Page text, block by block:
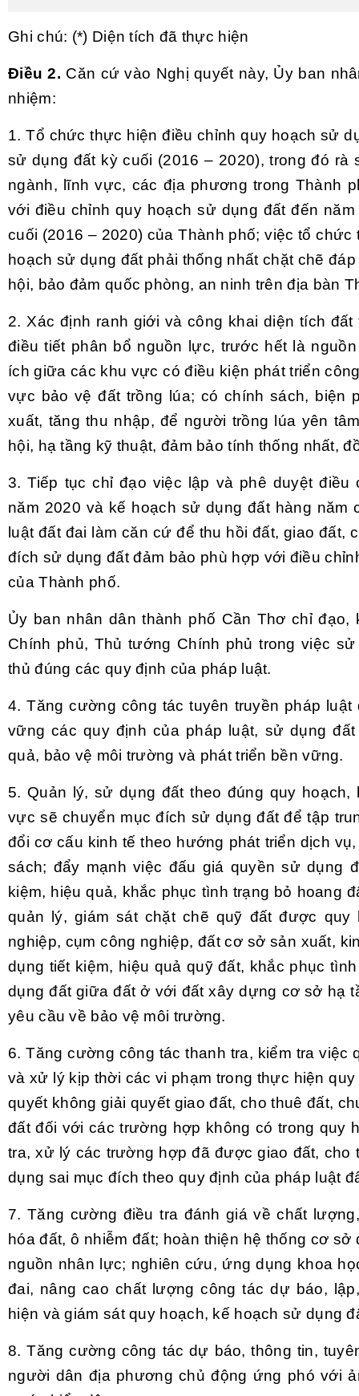
Ghi chú: (*) Diện tích đã thực hiện
Điều 2. Căn cứ vào Nghị quyết này, Ủy ban
nhiệm:
1. Tổ chức thực hiện điều chỉnh quy hoạch sử
sử dụng đất kỳ cuối (2016 – 2020), trong đó rà
ngành, lĩnh vực, các địa phương trong Thành
với điều chỉnh quy hoạch sử dụng đất đến
cuối (2016 – 2020) của Thành phố; việc tổ
hoạch sử dụng đất phải thống nhất chặt chẽ
hội, bảo đảm quốc phòng, an ninh trên địa bàn
2. Xác định ranh giới và công khai diện tích
điều tiết phân bổ nguồn lực, trước hết là
ích giữa các khu vực có điều kiện phát triển
vực bảo vệ đất trồng lúa; có chính sách, biện
xuất, tăng thu nhập, để người trồng lúa yên
hội, hạ tầng kỹ thuật, đảm bảo tính thống nhất,
3. Tiếp tục chỉ đạo việc lập và phê duyệt
năm 2020 và kế hoạch sử dụng đất hàng năm
luật đất đai làm căn cứ để thu hồi đất, giao đất,
đích sử dụng đất đảm bảo phù hợp với điều
của Thành phố.
Ủy ban nhân dân thành phố Cần Thơ chỉ đạo,
Chính phủ, Thủ tướng Chính phủ trong việc
thủ đúng các quy định của pháp luật.
4. Tăng cường công tác tuyên truyền pháp
vững các quy định của pháp luật, sử dụng
quả, bảo vệ môi trường và phát triển bền vững.
5. Quản lý, sử dụng đất theo đúng quy hoạch,
vực sẽ chuyển mục đích sử dụng đất để tập
đổi cơ cấu kinh tế theo hướng phát triển dịch
sách; đẩy mạnh việc đấu giá quyền sử dụng
kiệm, hiệu quả, khắc phục tình trạng bỏ hoang
quản lý, giám sát chặt chẽ quỹ đất được quy
nghiệp, cụm công nghiệp, đất cơ sở sản xuất,
dụng tiết kiệm, hiệu quả quỹ đất, khắc phục
dụng đất giữa đất ở với đất xây dựng cơ sở hạ
yêu cầu về bảo vệ môi trường.
6. Tăng cường công tác thanh tra, kiểm tra việc
và xử lý kịp thời các vi phạm trong thực hiện
quyết không giải quyết giao đất, cho thuê đất,
đất đối với các trường hợp không có trong quy
tra, xử lý các trường hợp đã được giao đất,
dụng sai mục đích theo quy định của pháp luật
7. Tăng cường điều tra đánh giá về chất
hóa đất, ô nhiễm đất; hoàn thiện hệ thống cơ
nguồn nhân lực; nghiên cứu, ứng dụng khoa
đai, nâng cao chất lượng công tác dự báo,
hiện và giám sát quy hoạch, kế hoạch sử dụng
8. Tăng cường công tác dự báo, thông tin,
người dân địa phương chủ động ứng phó với